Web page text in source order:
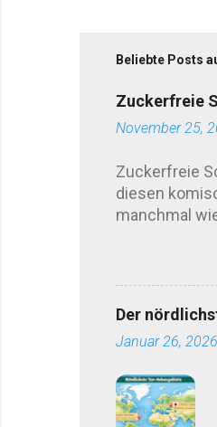
Beliebte Posts
Zuckerfreie
November 25,
Zuckerfreie
diesen
manchmal
Erythrit-
Der
Januar 26, 2026